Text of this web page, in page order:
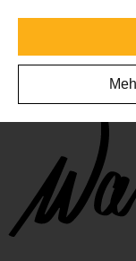
FAQ